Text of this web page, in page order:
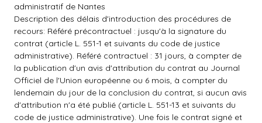
administratif de Nantes
Description des délais d'introduction des procédures de
recours: Référé précontractuel : jusqu'à la signature du
contrat (article L. 551-1 et suivants du code de justice
administrative). Référé contractuel : 31 jours, à compter de
la publication d'un avis d'attribution du contrat au Journal
Officiel de l'Union européenne ou 6 mois, à compter du
lendemain du jour de la conclusion du contrat, si aucun avis
d'attribution n'a été publié (article L. 551-13 et suivants du
code de justice administrative). Une fois le contrat signé et